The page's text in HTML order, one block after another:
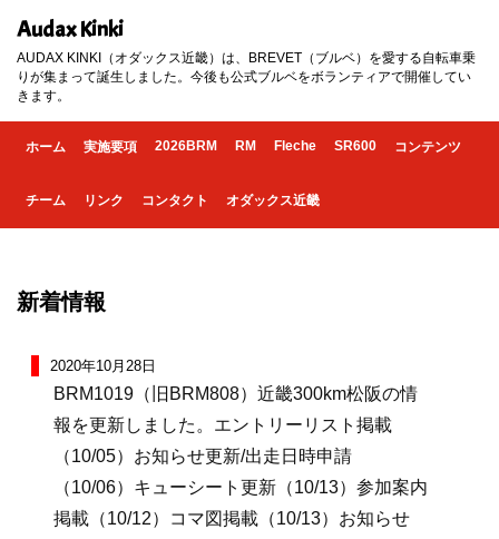
Audax Kinki
AUDAX KINKI（オダックス近畿）は、BREVET（ブルベ）を愛する自転車乗
りが集まって誕生しました。今後も公式ブルベをボランティアで開催してい
きます。
ホーム 実施要項 2026BRM RM Fleche SR600 コンテンツ
チーム リンク コンタクト オダックス近畿
新着情報
2020年10月28日
BRM1019（旧BRM808）近畿300km松阪の情
報を更新しました。エントリーリスト掲載
（10/05）お知らせ更新/出走日時申請
（10/06）キューシート更新（10/13）参加案内
掲載（10/12）コマ図掲載（10/13）お知らせ